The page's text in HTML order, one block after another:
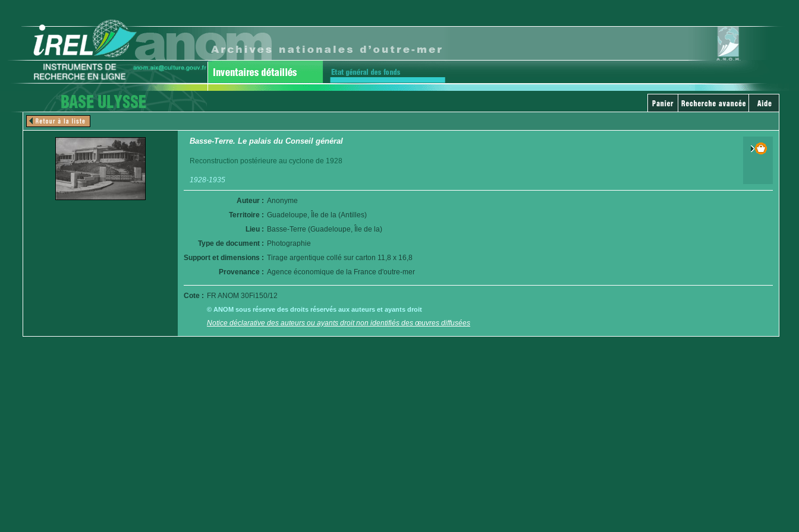
Basse-Terre. Le palais du Conseil général
Reconstruction postérieure au cyclone de 1928
1928-1935
Auteur : Anonyme
Territoire : Guadeloupe, Île de la (Antilles)
Lieu : Basse-Terre (Guadeloupe, Île de la)
Type de document : Photographie
Support et dimensions : Tirage argentique collé sur carton 11,8 x 16,8
Provenance : Agence économique de la France d'outre-mer
Cote : FR ANOM 30Fi150/12
© ANOM sous réserve des droits réservés aux auteurs et ayants droit
Notice déclarative des auteurs ou ayants droit non identifiés des œuvres diffusées